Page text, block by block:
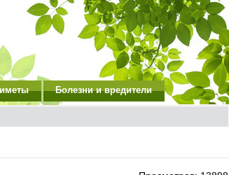
Болезни и вредители